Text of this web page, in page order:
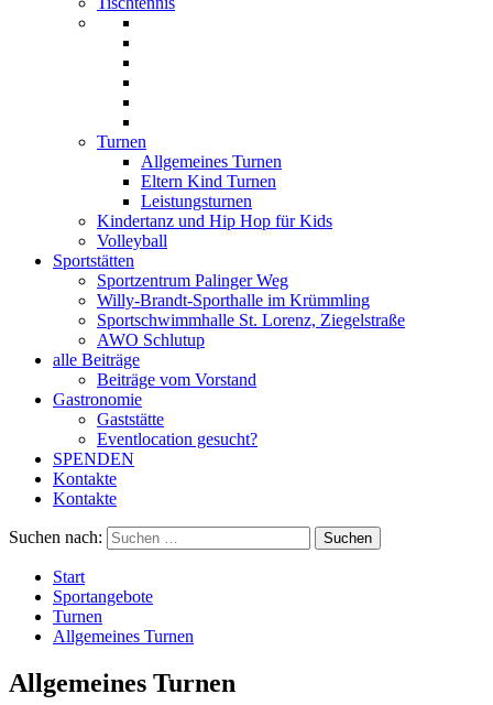
Turnen
Allgemeines Turnen
Eltern Kind Turnen
Leistungsturnen
Kindertanz und Hip Hop für Kids
Volleyball
Sportstätten
Sportzentrum Palinger Weg
Willy-Brandt-Sporthalle im Krümmling
Sportschwimmhalle St. Lorenz, Ziegelstraße
AWO Schlutup
alle Beiträge
Beiträge vom Vorstand
Gastronomie
Gaststätte
Eventlocation gesucht?
SPENDEN
Kontakte
Kontakte
Suchen nach:
Start
Sportangebote
Turnen
Allgemeines Turnen
Allgemeines Turnen